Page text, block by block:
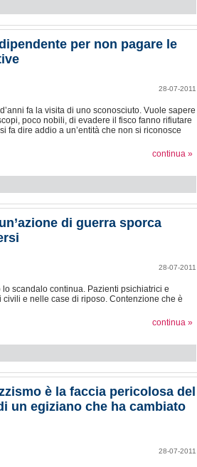
per non pagare le
28-07-2011
fa la visita di uno sconosciuto. Vuole sapere
poco nobili, di evadere il fisco fanno rifiutare
fa dire addio a un’entità che non si riconosce
continua »
di guerra sporca
28-07-2011
scandalo continua. Pazienti psichiatrici e
e nelle case di riposo. Contenzione che è
continua »
è la faccia pericolosa del
un egiziano che ha cambiato
28-07-2011